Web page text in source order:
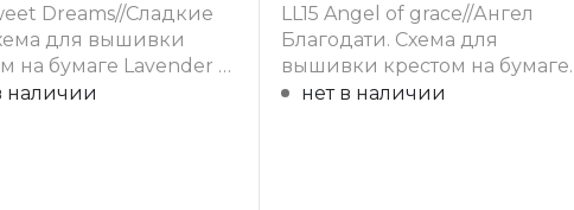
частичная
Зашивка
частичная
Dreams//Сладкие
для вышивки
на бумаге Lavender &
наличии
LL15 Angel of grace//Ангел
Благодати. Схема для
вышивки крестом на бумаге
Lavender & Lace
нет в наличии